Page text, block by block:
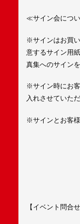
≪サイン会につ
※サインはお買
意するサイン用
真集へのサイン
※サイン時にお
入れさせていただ
※サインとお客
【イベント問合せ